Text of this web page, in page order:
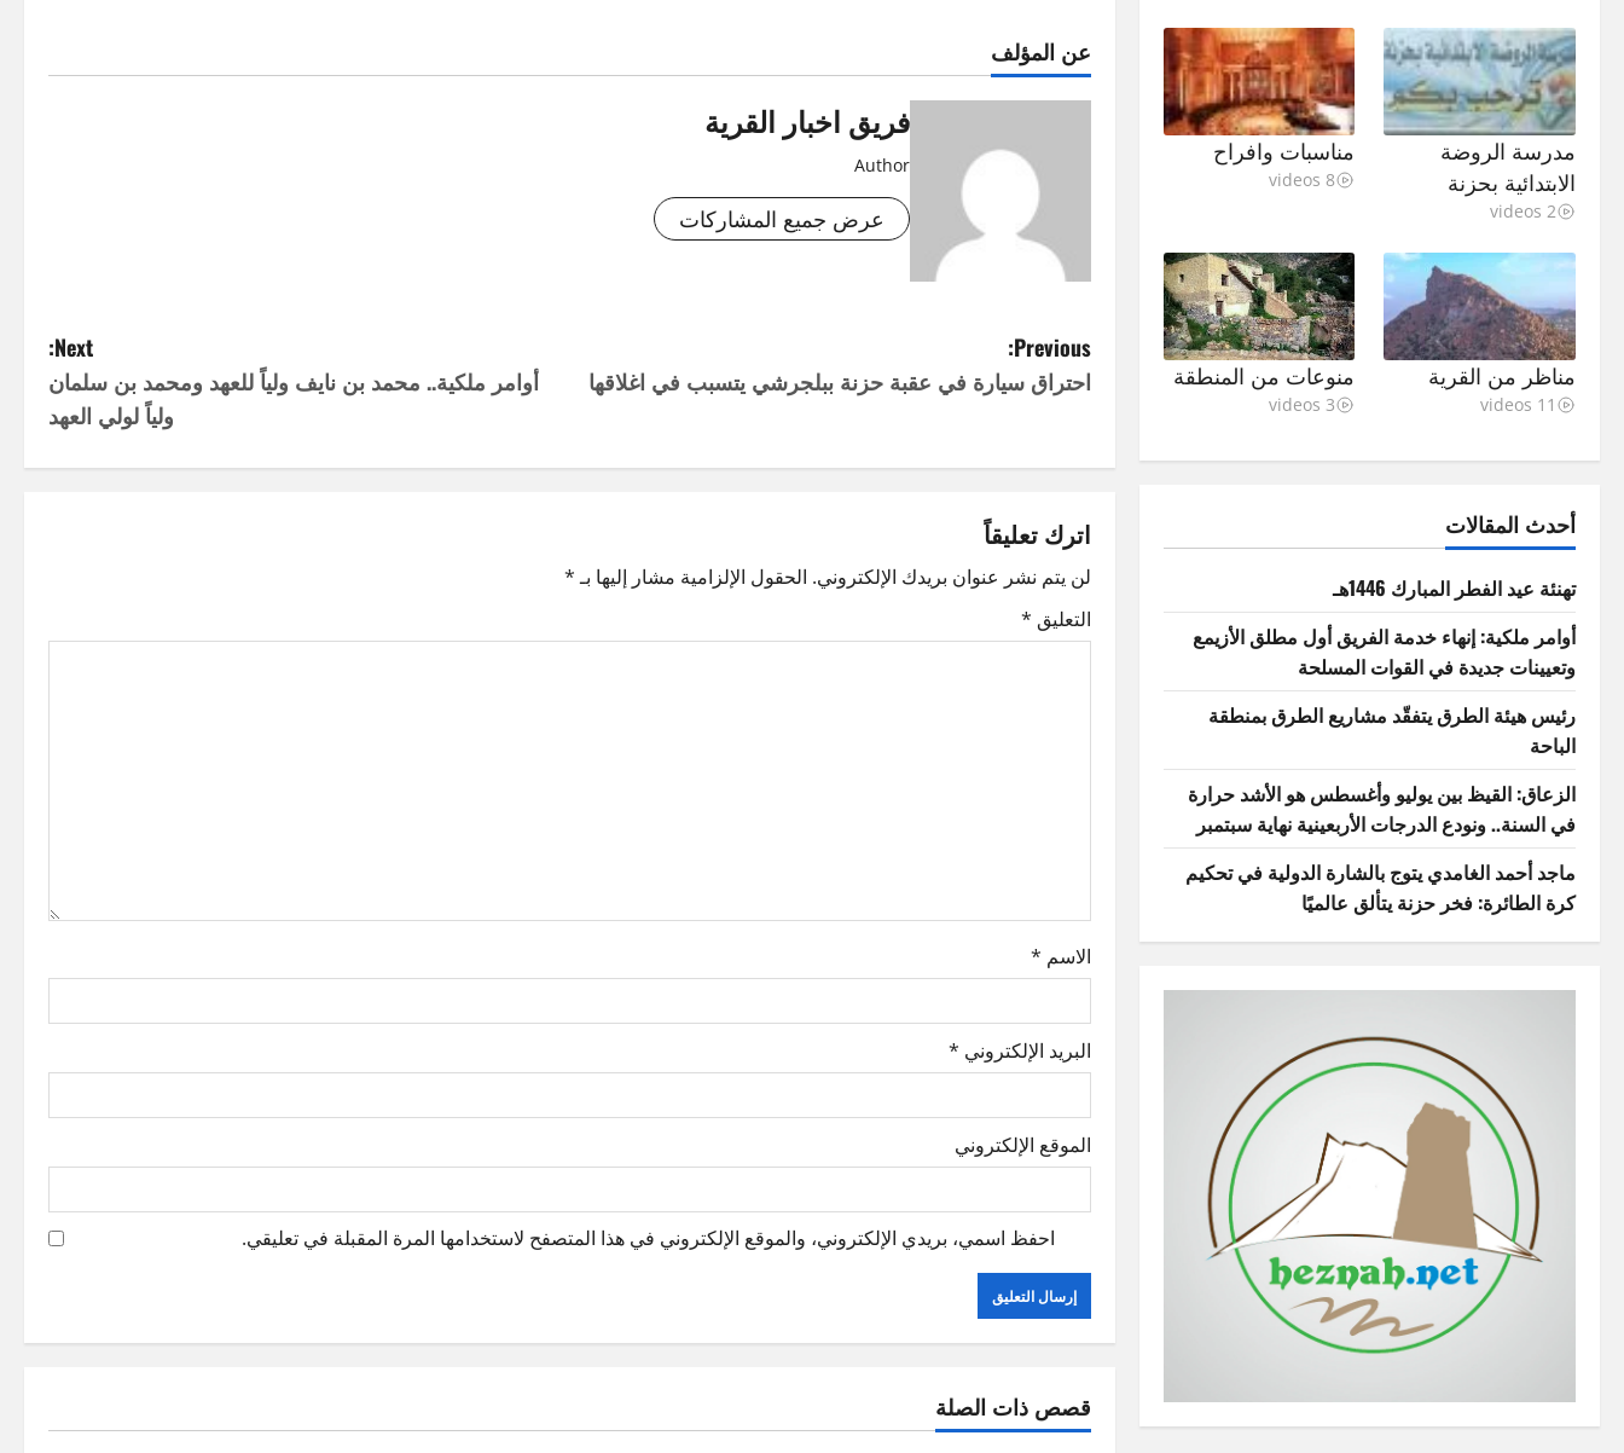
عن المؤلف
فريق اخبار القرية
Author
عرض جميع المشاركات
P
o
s
n
a
v
i
o
n
Previous:
احتراق سيارة في عقبة حزنة ببلجرشي يتسبب في اغلاقها
Next:
أوامر ملكية.. محمد بن نايف ولياً للعهد ومحمد بن سلمان
ولياً لولي العهد
اترك تعليقاً
لن يتم نشر عنوان بريدك الإلكتروني. الحقول الإلزامية مشار إليها بـ*
التعليق *
الاسم *
البريد الإلكتروني *
الموقع الإلكتروني
احفظ اسمي، بريدي الإلكتروني، والموقع الإلكتروني في هذا المتصفح لاستخدامها المرة المقبلة في تعليقي.
قصص ذات الصلة
مدرسة الروضة
الابتدائية بحزنة
2 videos
مناسبات وافراح
8 videos
مناظر من القرية
11 videos
منوعات من المنطقة
3 videos
أحدث المقالات
تهنئة عيد الفطر المبارك 1446هـ
أوامر ملكية: إنهاء خدمة الفريق أول مطلق الأزيمع
وتعيينات جديدة في القوات المسلحة
رئيس هيئة الطرق يتفقّد مشاريع الطرق بمنطقة
الباحة
الزعاق: القيظ بين يوليو وأغسطس هو الأشد حرارة
في السنة.. ونودع الدرجات الأربعينية نهاية سبتمبر
ماجد أحمد الغامدي يتوج بالشارة الدولية في تحكيم
كرة الطائرة: فخر حزنة يتألق عالميًا